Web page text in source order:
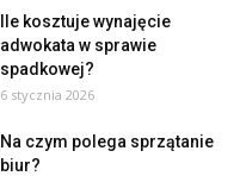
Ile kosztuje wynajęcie
adwokata w sprawie
spadkowej?
6 stycznia 2026
Na czym polega sprzątanie
biur?